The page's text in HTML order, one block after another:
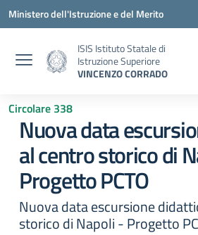
Vai ai contenuti
Vai al menu di navigazione
Vai al footer
Ministero dell'Istruzione e del Merito
ISIS Istituto Statale di
Istruzione Superiore
VINCENZO CORRADO
Circolare 338
Nuova data
al centro storico di
Progetto PCTO
Nuova data escursione
storico di Napoli - Progetto